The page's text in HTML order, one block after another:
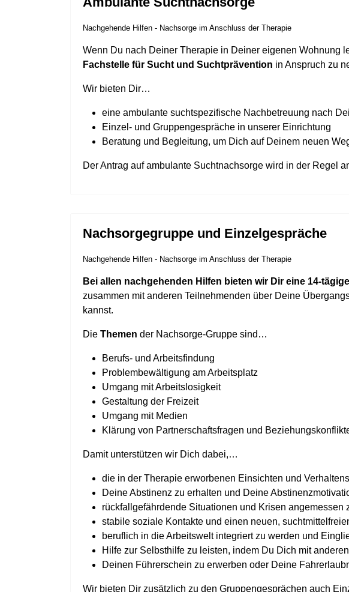
Nachgehende Hilfen - Nachsorge im Anschluss der Therapie
Wenn Du nach Deiner Therapie in Deiner eigenen Wohnung
Fachstelle für Sucht und Suchtprävention in Anspruch zu
Wir bieten Dir…
eine ambulante suchtspezifische Nachbetreuung nach
Einzel- und Gruppengespräche in unserer Einrichtung
Beratung und Begleitung, um Dich auf Deinem neuen
Der Antrag auf ambulante Suchtnachsorge wird in der Regel
Nachsorgegruppe und Einzelgespräche
Nachgehende Hilfen - Nachsorge im Anschluss der Therapie
Bei allen nachgehenden Hilfen bieten wir Dir eine 14-
zusammen mit anderen Teilnehmenden über Deine
kannst.
Die Themen der Nachsorge-Gruppe sind…
Berufs- und Arbeitsfindung
Problembewältigung am Arbeitsplatz
Umgang mit Arbeitslosigkeit
Gestaltung der Freizeit
Umgang mit Medien
Klärung von Partnerschaftsfragen und
Damit unterstützen wir Dich dabei,…
die in der Therapie erworbenen Einsichten und
Deine Abstinenz zu erhalten und Deine
rückfallgefährdende Situationen und Krisen angemessen
stabile soziale Kontakte und einen neuen,
beruflich in die Arbeitswelt integriert zu werden und
Hilfe zur Selbsthilfe zu leisten, indem Du Dich mit
Deinen Führerschein zu erwerben oder Deine
Wir bieten Dir zusätzlich zu den Gruppengesprächen auch